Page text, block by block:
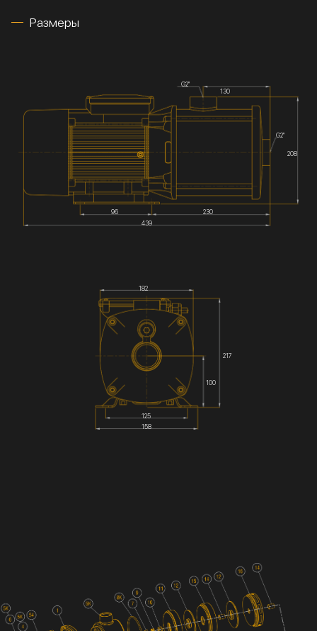
Размеры
G2''
G2''
130
208
96
230
439
182
217
100
125
158